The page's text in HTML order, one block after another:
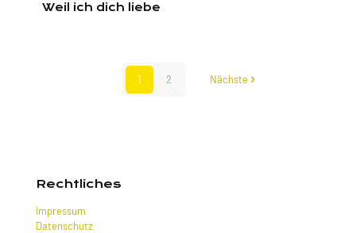
Weil ich dich liebe
1 2 Nächste
Rechtliches
Impressum
Datenschutz